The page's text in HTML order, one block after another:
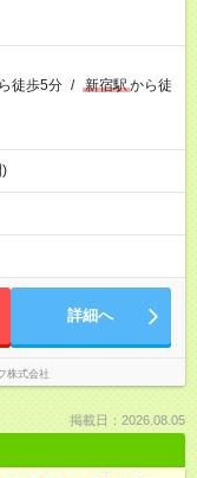
徒歩5分 / 新宿駅から徒
詳細へ
株式会社
掲載日：2026.08.05